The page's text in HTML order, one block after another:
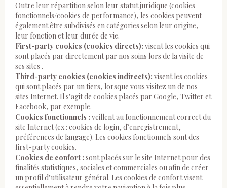
Outre leur répartition selon leur statut juridique (cookies
fonctionnels/cookies de performance), les cookies peuvent
également être subdivisés en catégories selon leur origine,
leur fonction et leur durée de vie.
First-party cookies (cookies directs): visent les cookies qui
sont placés par directement par nos soins lors de la visite de
ses sites .
Third-party cookies (cookies indirects): visent les cookies
qui sont placés par un tiers, lorsque vous visitez un de nos
sites Internet. Il s’agit de cookies placés par Google, Twitter et
Facebook, par exemple.
Cookies fonctionnels : veillent au fonctionnement correct du
site Internet (ex : cookies de login, d’enregistrement,
préférences de langage). Les cookies fonctionnels sont des
first-party cookies.
Cookies de confort : sont placés sur le site Internet pour des
finalités statistiques, sociales et commerciales ou afin de créer
un profil d’utilisateur général. Les cookies de confort visent